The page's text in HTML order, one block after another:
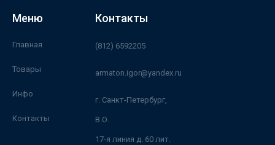
Меню
Главная
Товары
Инфо
Контакты
Контакты
(812) 6592205
armaton.igor@yandex.ru
г. Санкт-Петербург,
В.О.
17-я линия д. 60 лит.